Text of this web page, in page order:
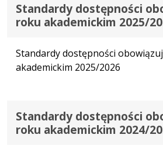
Standardy dostępności
roku akademickim 2025/
Standardy dostępności
akademickim 2025/2026
Standardy dostępności
roku akademickim 2024/